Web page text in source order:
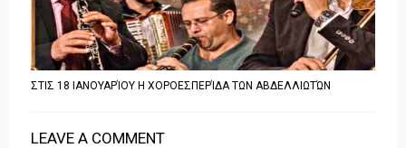
ΣΤΙΣ 18 ΙΑΝΟΥΑΡΊΟΥ Η ΧΟΡΟΕΣΠΕΡΊΔΑ ΤΩΝ ΑΒΔΕΛΛΙΩΤΏΝ
LEAVE A COMMENT